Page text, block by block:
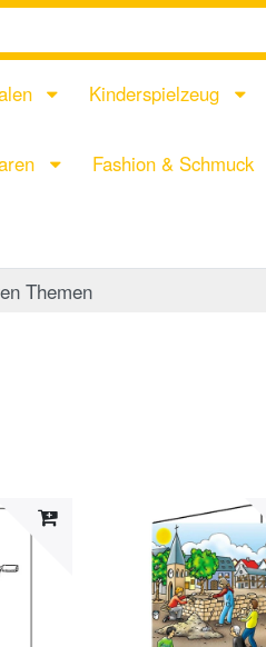
Kinderspielzeug
Fashion & Schmuck
Themen